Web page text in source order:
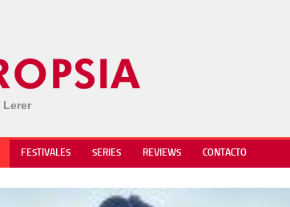
Lerer
FESTIVALES SERIES REVIEWS CONTACTO